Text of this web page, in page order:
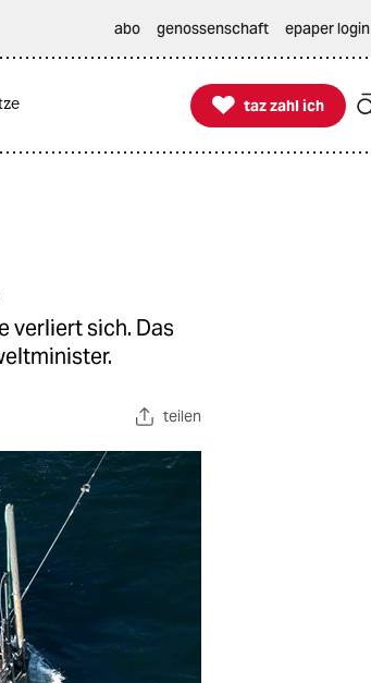
abo genossenschaft epaper login

taz zahl ich
taz zahl ich
verliert sich. Das
teilen